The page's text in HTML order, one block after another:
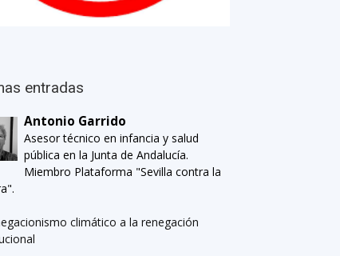
entradas
Antonio Garrido
Asesor técnico en infancia y salud
pública en la Junta de Andalucía.
Miembro Plataforma "Sevilla contra la
climático a la renegación